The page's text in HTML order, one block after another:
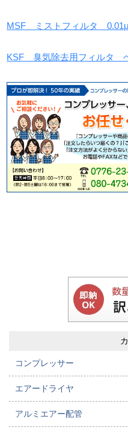
MSF ミストフィルタ
KSF 臭気除去用フィルタ ベ
コンプレッサー
エアードライヤ
アルミエアー配管